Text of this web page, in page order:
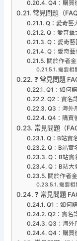
Q4：購買
常見問題（FAQ
Q：愛奇藝
Q：愛奇藝
Q：愛奇藝
Q：愛奇藝
關於作者
需要相
❓ 常見問題
Q1：如何
Q2：實名
Q3：海外
Q4：購買
常見問題（
Q：B站實
Q：B站實
Q：B站實
Q：B站大
關於作者
需要相
❓ 常見問題
Q1：如何
Q2：實名
Q3：海外
Q4：購買